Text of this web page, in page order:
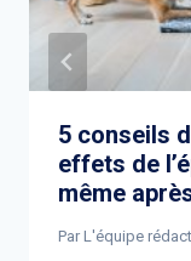
5 conseils
effets de
même
Par L'équipe